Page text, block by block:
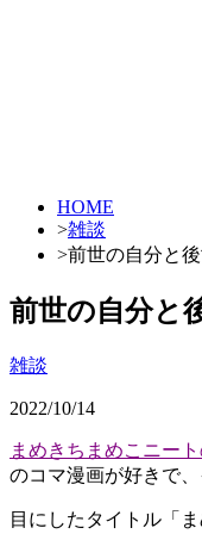
HOME
>雑談
>前世の自分と
前世の自分と
雑談
2022/10/14
まめきちまめこニー
のコマ漫画が好きで
目にしたタイトル「